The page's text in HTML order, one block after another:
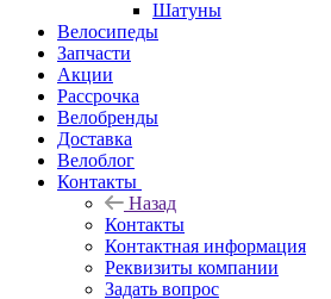
Шатуны
Велосипеды
Запчасти
Акции
Рассрочка
Велобренды
Доставка
Велоблог
Контакты
Назад
Контакты
Контактная информация
Реквизиты компании
Задать вопрос